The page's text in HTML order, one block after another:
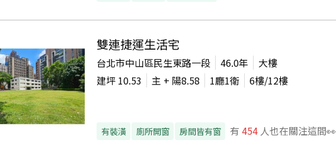
雙連捷運生活宅
台北市中山區民生東路一段 46.0年
大樓
建坪 10.53 主 + 陽8.58 1廳1衛 6樓/12樓
有裝潢 廁所開窗 房間皆有窗 有 454 人也在關注這間👀